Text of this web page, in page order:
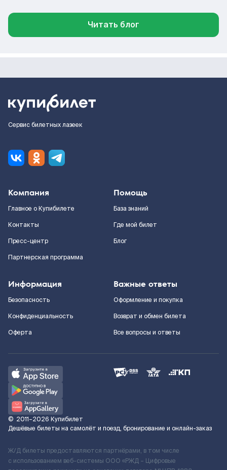
Читать блог
Сервис билетных лазеек
Компания
Главное о Купибилете
Контакты
Пресс-центр
Партнерская программа
Помощь
База знаний
Где мой билет
Блог
Информация
Безопасность
Конфиденциальность
Оферта
Важные ответы
Оформление и покупка
Возврат и обмен билета
Все вопросы и ответы
© 2011–2026 Купибилет
Дешёвые билеты на самолёт и поезд, бронирование и онлайн-заказ
Ж/Д билеты предоставляются партнёрами, в том числе
с использованием веб-системы ООО «РЖД – Цифровые